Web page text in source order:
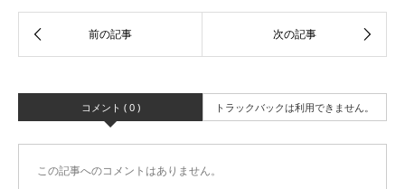
コメント ( 0 ) トラックバックは利用できません。
この記事へのコメントはありません。